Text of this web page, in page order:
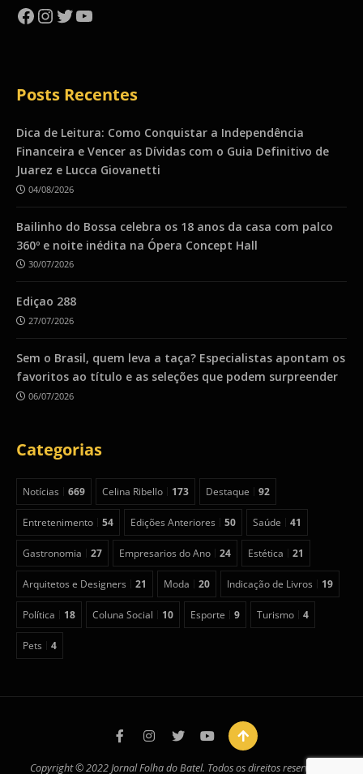
Facebook
Instagram
Twitter
YouTube
Posts Recentes
Dica de Leitura: Como Conquistar a Independência
Financeira e Vencer as Dívidas com o Guia Definitivo de
Juarez e Lucca Giovanetti
04/08/2026
Bailinho do Bossa celebra os 18 anos da casa com palco
360º e noite inédita na Ópera Concept Hall
30/07/2026
Ediçao 288
27/07/2026
Sem o Brasil, quem leva a taça? Especialistas apontam os
favoritos ao título e as seleções que podem surpreender
06/07/2026
Categorias
Notícias 669 Celina Ribello 173 Destaque 92
Entretenimento 54 Edições Anteriores 50 Saúde 41
Gastronomia 27 Empresarios do Ano 24 Estética 21
Arquitetos e Designers 21 Moda 20 Indicação de Livros 19
Política 18 Coluna Social 10 Esporte 9 Turismo 4
Pets 4
Copyright © 2022 Jornal Folha do Batel. Todos os direitos reservados.